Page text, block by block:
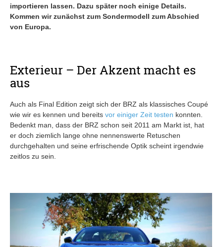
importieren lassen. Dazu später noch einige Details.
Kommen wir zunächst zum Sondermodell zum Abschied
von Europa.
Exterieur – Der Akzent macht es
aus
Auch als Final Edition zeigt sich der BRZ als klassisches Coupé
wie wir es kennen und bereits vor einiger Zeit testen konnten.
Bedenkt man, dass der BRZ schon seit 2011 am Markt ist, hat
er doch ziemlich lange ohne nennenswerte Retuschen
durchgehalten und seine erfrischende Optik scheint irgendwie
zeitlos zu sein.